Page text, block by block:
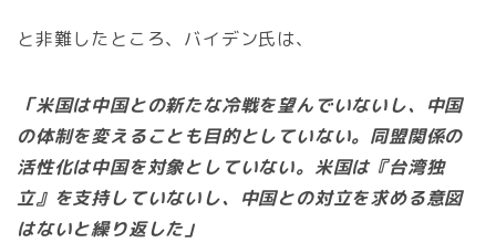
と非難したところ、バイデン氏は、
「米国は中国との新たな冷戦を望んでいないし、中国
の体制を変えることも目的としていない。同盟関係の
活性化は中国を対象としていない。米国は『台湾独
立』を支持していないし、中国との対立を求める意図
はないと繰り返した」